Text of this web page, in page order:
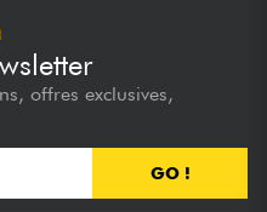
offres exclusives,
GO !